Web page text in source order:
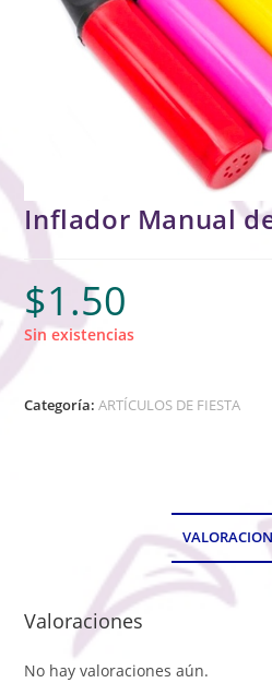
Inflador Manual
$1.50
Sin existencias
Categoría:ARTÍCULOS DE FIESTA
Valoraciones
No hay valoraciones aún.